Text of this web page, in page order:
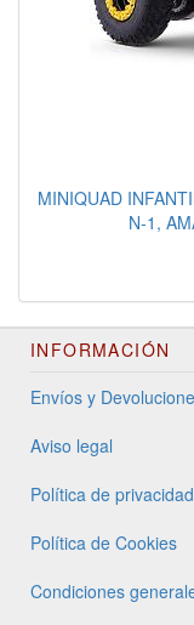
MINIQUAD
N-1,
INFORMACIÓN
Envíos y
Aviso legal
Política de privacidad
Política de Cookies
Condiciones